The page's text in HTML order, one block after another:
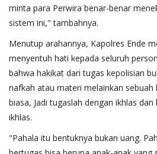
minta para Perwira benar-benar
sistem ini," tambahnya.
​Menutup arahannya, Kapolres Ende
menyentuh hati kepada seluruh
bahwa hakikat dari tugas kepolisian
nafkah atau materi melainkan sebuah
biasa, Jadi tugaslah dengan ikhlas
ikhlas.
​"Pahala itu bentuknya bukan uang.